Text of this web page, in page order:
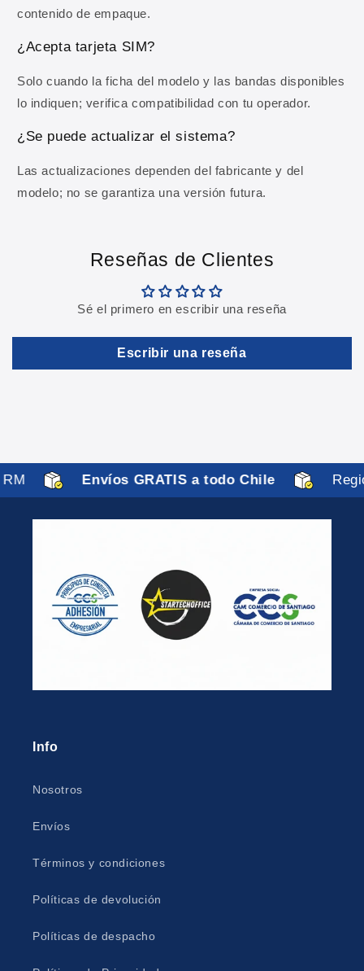
contenido de empaque.
¿Acepta tarjeta SIM?
Solo cuando la ficha del modelo y las bandas disponibles
lo indiquen; verifica compatibilidad con tu operador.
¿Se puede actualizar el sistema?
Las actualizaciones dependen del fabricante y del
modelo; no se garantiza una versión futura.
Reseñas de Clientes
Sé el primero en escribir una reseña
Escribir una reseña
Envíos GRATIS a todo Chile
Info
Nosotros
Envíos
Términos y condiciones
Políticas de devolución
Políticas de despacho
nuestra